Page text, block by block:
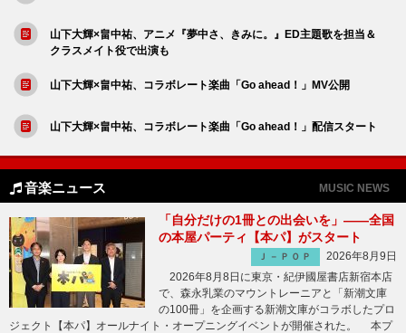
山下大輝×畠中祐、アニメ『夢中さ、きみに。』ED主題歌を担当＆
クラスメイト役で出演も
山下大輝×畠中祐、コラボレート楽曲「Go ahead！」MV公開
山下大輝×畠中祐、コラボレート楽曲「Go ahead！」配信スタート
音楽ニュース MUSIC NEWS
「自分だけの1冊との出会いを」――全国
の本屋パーティ【本パ】がスタート
Ｊ－ＰＯＰ
2026年8月9日
2026年8月8日に東京・紀伊國屋書店新宿本店
で、森永乳業のマウントレーニアと「新潮文庫
の100冊」を企画する新潮文庫がコラボしたプロ
ジェクト【本パ】オールナイト・オープニングイベントが開催された。 本プ